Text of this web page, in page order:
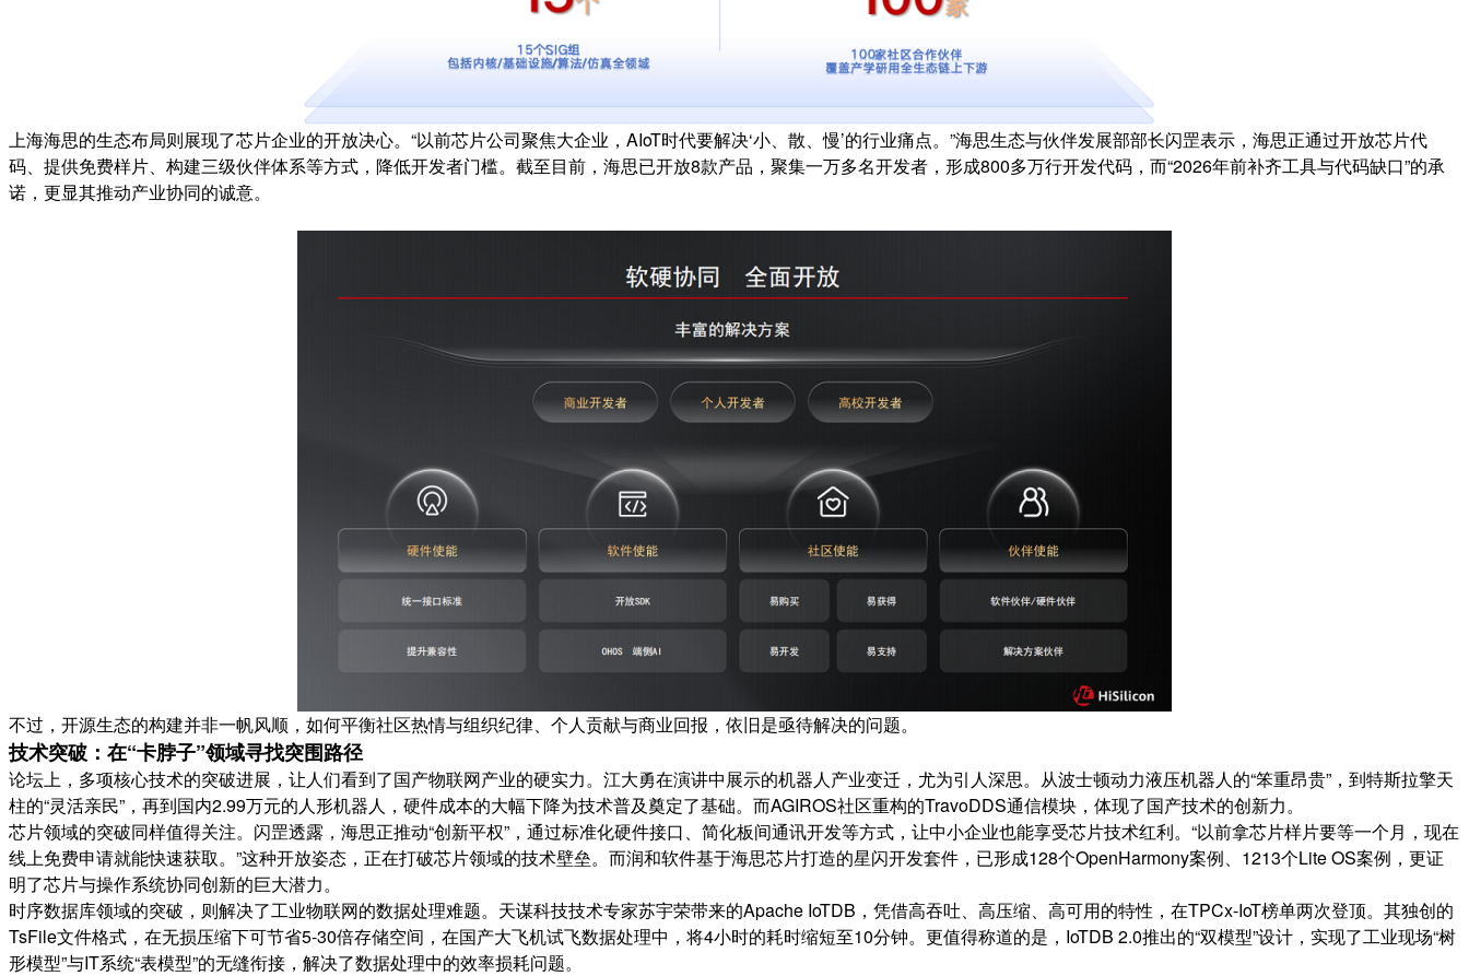
上海海思的生态布局则展现了芯片企业的开放决心。“以前芯片公司聚焦大企业，AIoT时代要解决‘小、散、慢’的行业痛点。”海思生态与伙伴发展部部长闪罡表示，海思正通过开放芯片代
码、提供免费样片、构建三级伙伴体系等方式，降低开发者门槛。截至目前，海思已开放8款产品，聚集一万多名开发者，形成800多万行开发代码，而“2026年前补齐工具与代码缺口”的承
诺，更显其推动产业协同的诚意。
不过，开源生态的构建并非一帆风顺，如何平衡社区热情与组织纪律、个人贡献与商业回报，依旧是亟待解决的问题。
技术突破：在“卡脖子”领域寻找突围路径
论坛上，多项核心技术的突破进展，让人们看到了国产物联网产业的硬实力。江大勇在演讲中展示的机器人产业变迁，尤为引人深思。从波士顿动力液压机器人的“笨重昂贵”，到特斯拉擎天
柱的“灵活亲民”，再到国内2.99万元的人形机器人，硬件成本的大幅下降为技术普及奠定了基础。而AGIROS社区重构的TravoDDS通信模块，体现了国产技术的创新力。
芯片领域的突破同样值得关注。闪罡透露，海思正推动“创新平权”，通过标准化硬件接口、简化板间通讯开发等方式，让中小企业也能享受芯片技术红利。“以前拿芯片样片要等一个月，现在
线上免费申请就能快速获取。”这种开放姿态，正在打破芯片领域的技术壁垒。而润和软件基于海思芯片打造的星闪开发套件，已形成128个OpenHarmony案例、1213个Lite OS案例，更证
明了芯片与操作系统协同创新的巨大潜力。
时序数据库领域的突破，则解决了工业物联网的数据处理难题。天谋科技技术专家苏宇荣带来的Apache IoTDB，凭借高吞吐、高压缩、高可用的特性，在TPCx-IoT榜单两次登顶。其独创的
TsFile文件格式，在无损压缩下可节省5-30倍存储空间，在国产大飞机试飞数据处理中，将4小时的耗时缩短至10分钟。更值得称道的是，IoTDB 2.0推出的“双模型”设计，实现了工业现场“树
形模型”与IT系统“表模型”的无缝衔接，解决了数据处理中的效率损耗问题。